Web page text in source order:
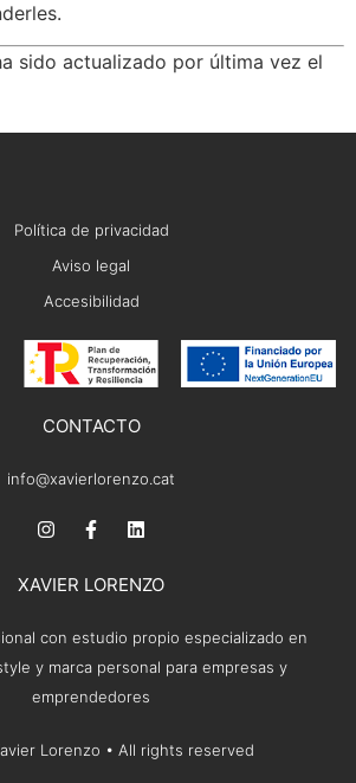
sido actualizado por última vez el
Política de privacidad
Aviso legal
Accesibilidad
CONTACTO
info@xavierlorenzo.cat
XAVIER LORENZO
con estudio propio especializado en
y marca personal para empresas y
emprendedores
Lorenzo • All rights reserved